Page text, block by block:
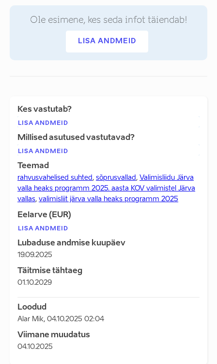
Ole esimene, kes seda infot täiendab!
LISA ANDMEID
Kes vastutab?
LISA ANDMEID
Millised asutused vastutavad?
LISA ANDMEID
Teemad
rahvusvahelised suhted , sõprusvallad , Valimisliidu Järva
valla heaks programm 2025. aasta KOV valimistel Järva
vallas, valimisliit järva valla heaks programm 2025
Eelarve (EUR)
LISA ANDMEID
Lubaduse andmise kuupäev
19.09.2025
Täitmise tähtaeg
01.10.2029
Loodud
Alar Mik, 04.10.2025 02:04
Viimane muudatus
04.10.2025